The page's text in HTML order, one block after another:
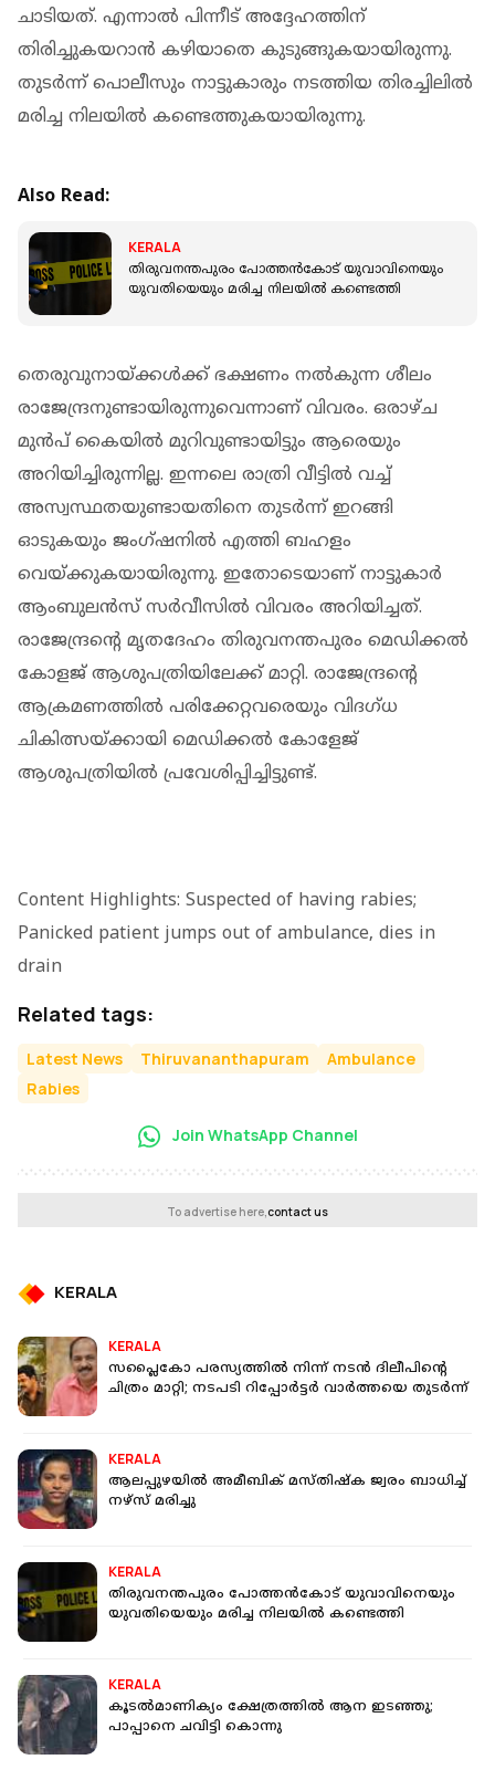
ചാടിയത്. എന്നാല്‍ പിന്നീട് അദ്ദേഹത്തിന്
തിരിച്ചുകയറാന്‍ കഴിയാതെ കുടുങ്ങുകയായിരുന്നു.
തുടര്‍ന്ന് പൊലീസും നാട്ടുകാരും നടത്തിയ തിരച്ചിലിൽ
മരിച്ച നിലയിൽ കണ്ടെത്തുകയായിരുന്നു.
Also Read:
KERALA
തിരുവനന്തപുരം പോത്തന്‍കോട് യുവാവിനെയും
യുവതിയെയും മരിച്ച നിലയില്‍ കണ്ടെത്തി
തെരുവുനായ്ക്കള്‍ക്ക് ഭക്ഷണം നല്‍കുന്ന ശീലം
രാജേന്ദ്രനുണ്ടായിരുന്നുവെന്നാണ് വിവരം. ഒരാഴ്ച
മുന്‍പ് കൈയില്‍ മുറിവുണ്ടായിട്ടും ആരെയും
അറിയിച്ചിരുന്നില്ല. ഇന്നലെ രാത്രി വീട്ടില്‍ വച്ച്
അസ്വസ്ഥതയുണ്ടായതിനെ തുടര്‍ന്ന് ഇറങ്ങി
ഓടുകയും ജംഗ്ഷനിൽ എത്തി ബഹളം
വെയ്ക്കുകയായിരുന്നു. ഇതോടെയാണ് നാട്ടുകാര്‍
ആംബുലന്‍സ് സര്‍വീസില്‍ വിവരം അറിയിച്ചത്.
രാജേന്ദ്രന്റെ മൃതദേഹം തിരുവനന്തപുരം മെഡിക്കല്‍
കോളജ് ആശുപത്രിയിലേക്ക് മാറ്റി. രാജേന്ദ്രന്റെ
ആക്രമണത്തില്‍ പരിക്കേറ്റവരെയും വിദഗ്ധ
ചികിത്സയ്ക്കായി മെഡിക്കല്‍ കോളേജ്
ആശുപത്രിയില്‍ പ്രവേശിപ്പിച്ചിട്ടുണ്ട്.
Content Highlights: Suspected of having rabies;
Panicked patient jumps out of ambulance, dies in
drain
Related tags:
Latest News Thiruvananthapuram
Ambulance
Rabies
Join WhatsApp Channel
To advertise here,contact us
KERALA
KERALA
സപ്ലൈകോ പരസ്യത്തില്‍ നിന്ന് നടന്‍ ദിലീപിന്റെ
ചിത്രം മാറ്റി; നടപടി റിപ്പോര്‍ട്ടര്‍ വാര്‍ത്തയെ തുടര്‍ന്ന്
KERALA
ആലപ്പുഴയില്‍ അമീബിക് മസ്തിഷ്‌ക ജ്വരം ബാധിച്ച്
നഴ്‌സ് മരിച്ചു
KERALA
തിരുവനന്തപുരം പോത്തന്‍കോട് യുവാവിനെയും
യുവതിയെയും മരിച്ച നിലയില്‍ കണ്ടെത്തി
KERALA
കൂടല്‍മാണിക്യം ക്ഷേത്രത്തില്‍ ആന ഇടഞ്ഞു;
പാപ്പാനെ ചവിട്ടി കൊന്നു